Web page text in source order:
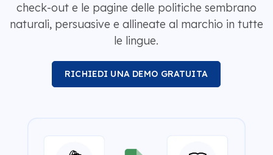
check-out e le pagine delle politiche sembrano
naturali, persuasive e allineate al marchio in tutte
le lingue.
RICHIEDI UNA DEMO GRATUITA